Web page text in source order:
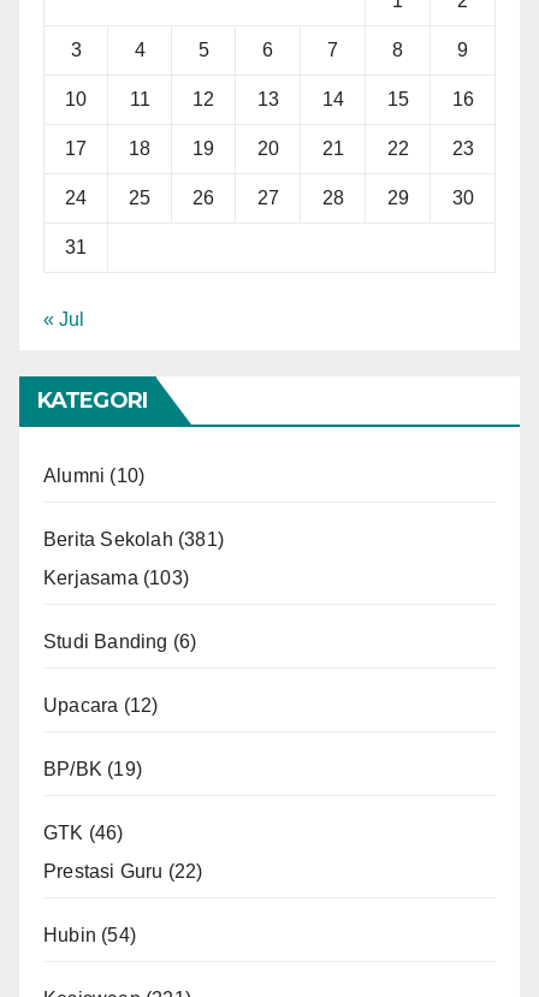
3 4 5 6 7 8 9
10 11 12 13 14 15 16
17 18 19 20 21 22 23
24 25 26 27 28 29 30
31
« Jul
KATEGORI
Alumni (10)
Berita Sekolah (381)
Kerjasama (103)
Studi Banding (6)
Upacara (12)
BP/BK (19)
GTK (46)
Prestasi Guru (22)
Hubin (54)